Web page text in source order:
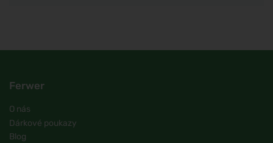
Ferwer
O nás
Dárkové poukazy
Blog